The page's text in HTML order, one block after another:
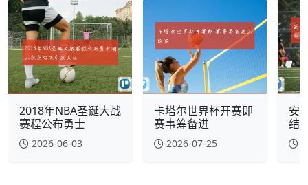
2018年NBA圣诞大战
赛程公布勇士
2026-06-03
卡塔尔世界杯开赛即
赛事筹备进
2026-07-25
安
结